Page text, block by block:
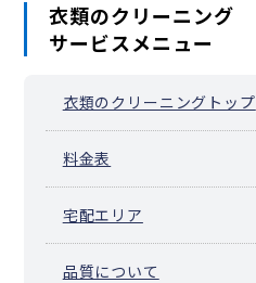
衣類のクリーニング
サービスメニュー
衣類のクリーニングトップ
料金表
宅配エリア
品質について